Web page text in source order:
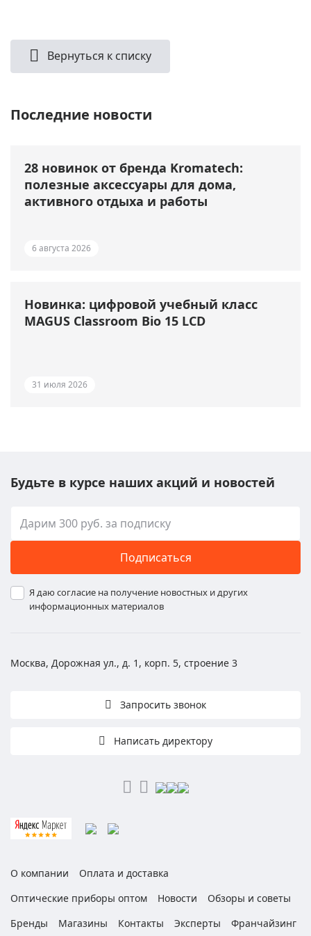
Вернуться к списку
Последние новости
28 новинок от бренда Kromatech:
полезные аксессуары для дома,
активного отдыха и работы
6 августа 2026
Новинка: цифровой учебный класс
MAGUS Classroom Bio 15 LCD
31 июля 2026
Будьте в курсе наших акций и новостей
Подписаться
Я даю согласие на получение новостных и других
информационных материалов
Москва, Дорожная ул., д. 1, корп. 5, строение 3
Запросить звонок
Написать директору
О компании
Оплата и доставка
Оптические приборы оптом
Новости
Обзоры и советы
Бренды
Магазины Контакты Эксперты Франчайзинг